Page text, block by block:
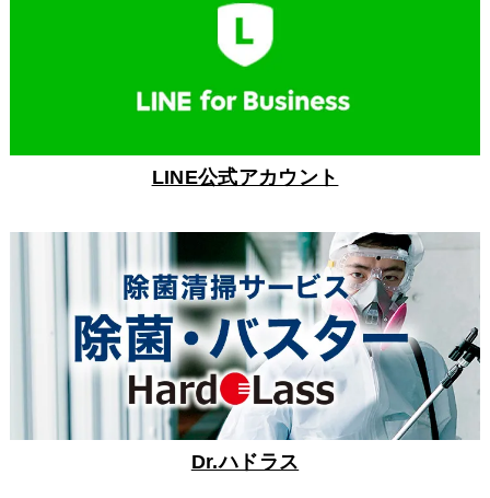
LINE公式アカウント
Dr.ハドラス